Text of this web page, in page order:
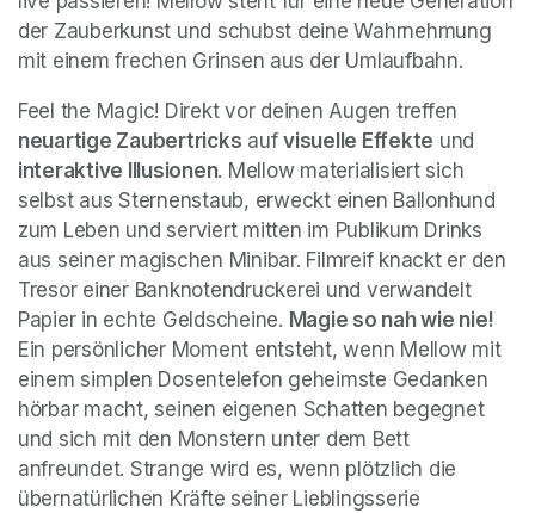
der Zauberkunst und schubst deine Wahrnehmung
mit einem frechen Grinsen aus der Umlaufbahn.
neuartige Zaubertricks auf visuelle Effekte
interaktive Illusionen. Mellow materialisiert sich
selbst aus Sternenstaub, erweckt einen Ballonhund
zum Leben und serviert mitten im Publikum Drinks
aus seiner magischen Minibar. Filmreif knackt er den
Tresor einer Banknotendruckerei und verwandelt
Papier in echte Geldscheine. Magie so nah wie nie!
Ein persönlicher Moment entsteht, wenn Mellow mit
einem simplen Dosentelefon geheimste Gedanken
hörbar macht, seinen eigenen Schatten begegnet
und sich mit den Monstern unter dem Bett
anfreundet. Strange wird es, wenn plötzlich die
übernatürlichen Kräfte seiner Lieblingsserie